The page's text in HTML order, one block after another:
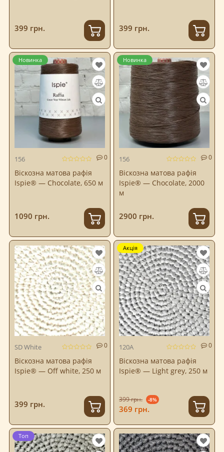
399 грн. 399 грн.
156 0
Віскозна матова рафія
Ispie® — Chocolate, 650 м
Новинка
1090 грн.
156 0
Віскозна матова рафія
Ispie® — Chocolate, 2000
м
Новинка
2900 грн.
SD White 0
Віскозна матова рафія
Ispie® — Off white, 250 м
399 грн.
120A 0
Віскозна матова рафія
Ispie® — Light grey, 250 м
Акція
399 грн. -8%
369 грн.
Топ